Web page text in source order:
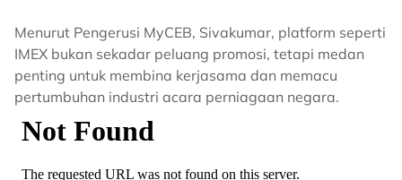
Menurut Pengerusi MyCEB, Sivakumar, platform seperti
IMEX bukan sekadar peluang promosi, tetapi medan
penting untuk membina kerjasama dan memacu
pertumbuhan industri acara perniagaan negara.